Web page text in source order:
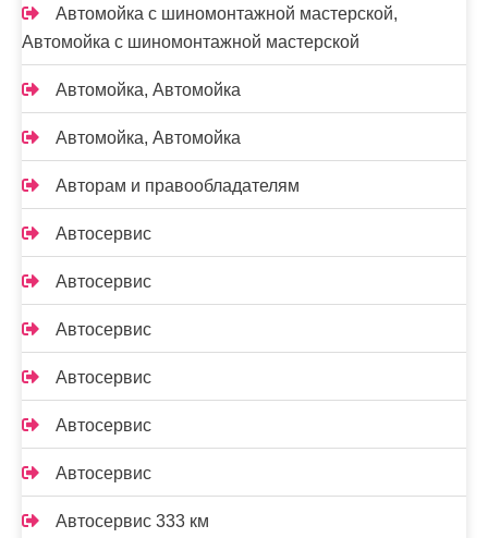
Автомойка с шиномонтажной мастерской,
Автомойка с шиномонтажной мастерской
Автомойка, Автомойка
Автомойка, Автомойка
Авторам и правообладателям
Автосервис
Автосервис
Автосервис
Автосервис
Автосервис
Автосервис
Автосервис 333 км